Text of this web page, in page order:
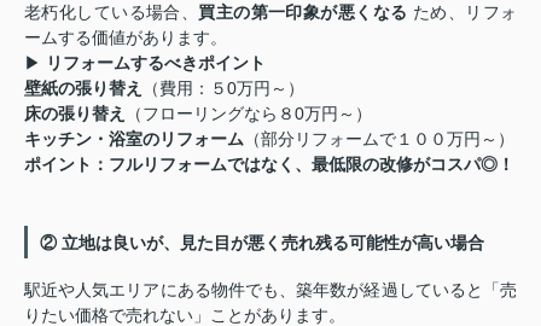
老朽化している場合、 買主の第一印象が悪くなる ため、リフォ
ームする価値があります。
▶
リフォームするべきポイント
壁紙の張り替え
（費用：５0万円～）
床の張り替え
（フローリングなら８0万円～）
キッチン・浴室のリフォーム （部分リフォームで１００万円～）
ポイント：フルリフォームではなく、最低限の改修がコスパ◎！
② 立地は良いが、見た目が悪く売れ残る可能性が高い場合
駅近や人気エリアにある物件でも、築年数が経過していると「売
りたい価格で売れない」ことがあります。